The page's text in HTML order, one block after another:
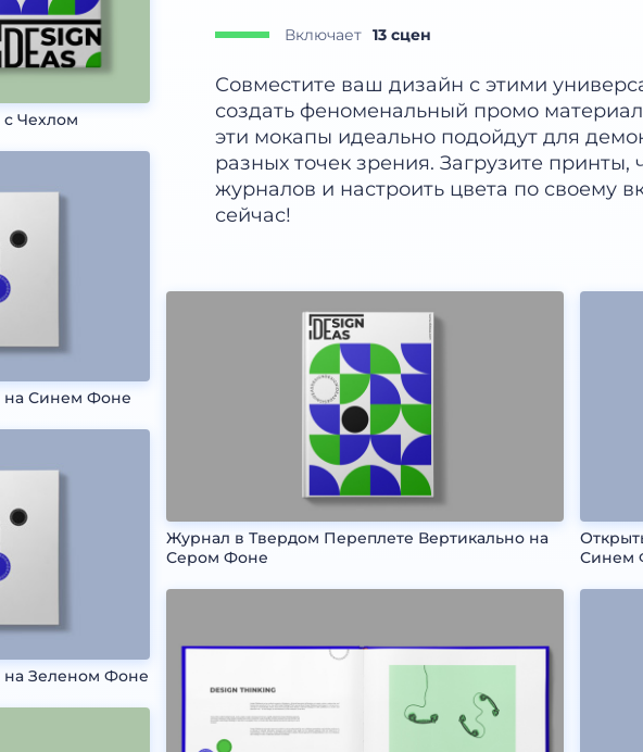
Чехлом
на Синем Фоне
Зеленом Фоне
Включает 13 сцен
Совместите ваш дизайн с этими
создать феноменальный промо
эти мокапы идеально подойдут для
разных точек зрения. Загрузите
журналов и настроить цвета по своему
сейчас!
Журнал в Твердом Переплете Вертикально на
Сером Фоне
Синем